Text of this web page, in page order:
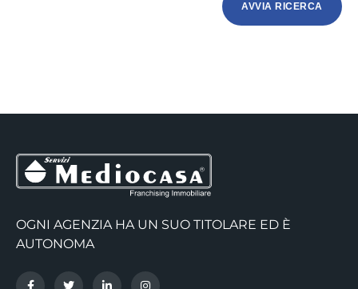
OGNI AGENZIA HA UN SUO TITOLARE ED È
AUTONOMA